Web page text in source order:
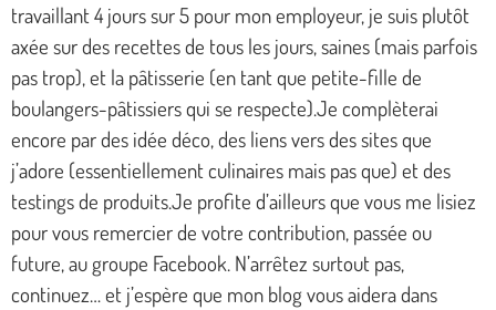
travaillant 4 jours sur 5 pour mon employeur, je suis plutôt
axée sur des recettes de tous les jours, saines (mais parfois
pas trop), et la pâtisserie (en tant que petite-fille de
boulangers-pâtissiers qui se respecte).Je complèterai
encore par des idée déco, des liens vers des sites que
j’adore (essentiellement culinaires mais pas que) et des
testings de produits.Je profite d’ailleurs que vous me lisiez
pour vous remercier de votre contribution, passée ou
future, au groupe Facebook. N’arrêtez surtout pas,
continuez… et j’espère que mon blog vous aidera dans